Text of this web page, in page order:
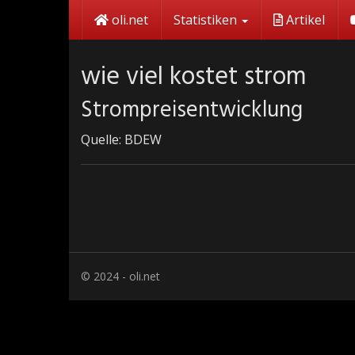
oli.net Statistiken Artikel
wie viel kostet strom
Strompreisentwicklung
Quelle: BDEW
© 2024 - oli.net